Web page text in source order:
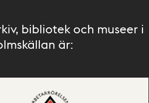
bibliotek och museer i
är: